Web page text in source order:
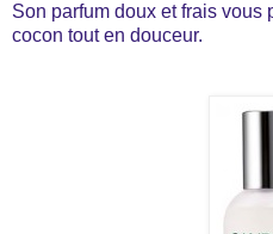
Son parfum doux et frais vous
cocon tout en douceur.